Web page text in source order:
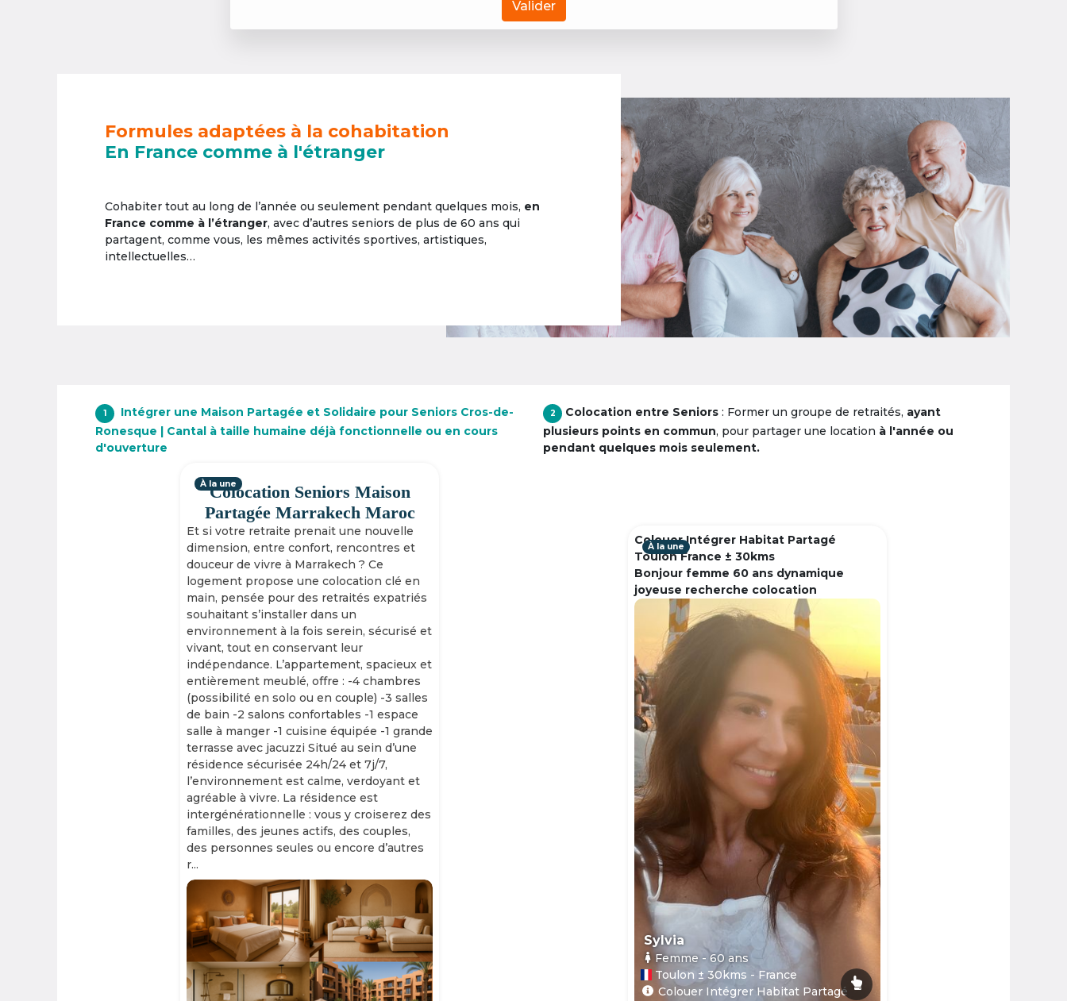
Valider
Formules adaptées à la cohabitation
En France comme à l'étranger
Cohabiter tout au long de l’année ou seulement pendant quelques mois, en
France comme à l’étranger, avec d’autres seniors de plus de 60 ans qui
partagent, comme vous, les mêmes activités sportives, artistiques,
intellectuelles…
1
Intégrer une Maison Partagée et Solidaire pour Seniors Cros-de-
Ronesque | Cantal à taille humaine déjà fonctionnelle ou en cours
d'ouverture
Colocation Seniors Maison
Partagée Marrakech Maroc
Et si votre retraite prenait une nouvelle
dimension, entre confort, rencontres et
douceur de vivre à Marrakech ? Ce
logement propose une colocation clé en
main, pensée pour des retraités expatriés
souhaitant s’installer dans un
environnement à la fois serein, sécurisé et
vivant, tout en conservant leur
indépendance. L’appartement, spacieux et
entièrement meublé, offre : -4 chambres
(possibilité en solo ou en couple) -3 salles
de bain -2 salons confortables -1 espace
salle à manger -1 cuisine équipée -1 grande
terrasse avec jacuzzi Situé au sein d’une
résidence sécurisée 24h/24 et 7j/7,
l’environnement est calme, verdoyant et
agréable à vivre. La résidence est
intergénérationnelle : vous y croiserez des
familles, des jeunes actifs, des couples,
des personnes seules ou encore d’autres
r...
À la une
Slide 1 of 11
2 Colocation entre Seniors : Former un groupe de retraités, ayant
plusieurs points en commun, pour partager une location à l'année ou
pendant quelques mois seulement.
Colouer Intégrer Habitat Partagé
Toulon France ± 30kms
Bonjour femme 60 ans dynamique
joyeuse recherche colocation
À la une
Sylvia
Femme - 60ans
Toulon ± 30kms - France
Colouer Intégrer Habitat Partagé